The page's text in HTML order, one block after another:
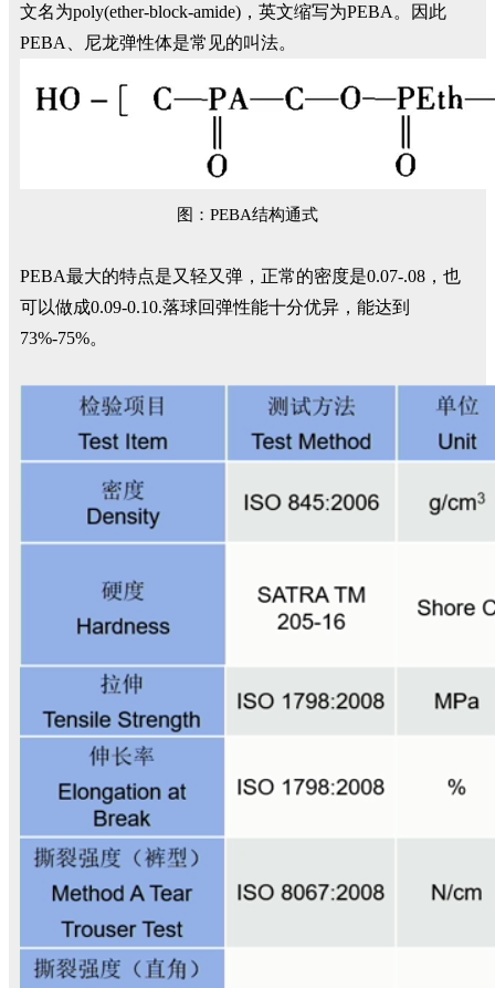
文名为poly(ether-block-amide)，英文缩写为PEBA。因此
PEBA、尼龙弹性体是常见的叫法。
图：PEBA结构通式
PEBA最大的特点是又轻又弹，正常的密度是0.07-.08，也
可以做成0.09-0.10.落球回弹性能十分优异，能达到
73%-75%。